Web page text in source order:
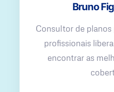
Bruno
Consultor de planos
profissionais
encontrar as